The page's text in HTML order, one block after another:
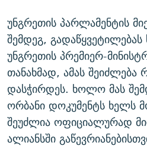
უნგრეთის პარლამენტის
შემდეგ,
უნგრეთის პრემიერ-
თანახმად, ამას შეიძლება
დასჭირდეს. ხოლო მას
ორბანი დოკუმენტს ხელს
შეუძლია ოფიციალურად
ალიანსში